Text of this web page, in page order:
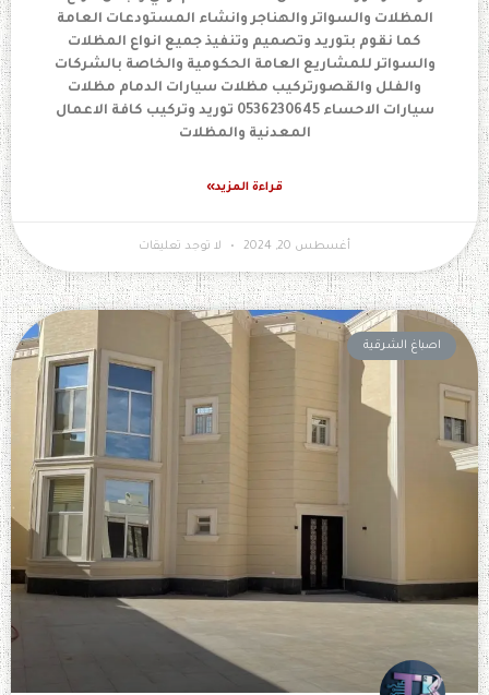
المظلات والسواتر والهناجر وانشاء المستودعات العامة
كما نقوم بتوريد وتصميم وتنفيذ جميع انواع المظلات
والسواتر للمشاريع العامة الحكومية والخاصة بالشركات
والفلل والقصورتركيب مظلات سيارات الدمام مظلات
سيارات الاحساء 0536230645 توريد وتركيب كافة الاعمال
المعدنية والمظلات
قراءة المزيد»
أغسطس 20, 2024 لا توجد تعليقات
اصباغ الشرقية